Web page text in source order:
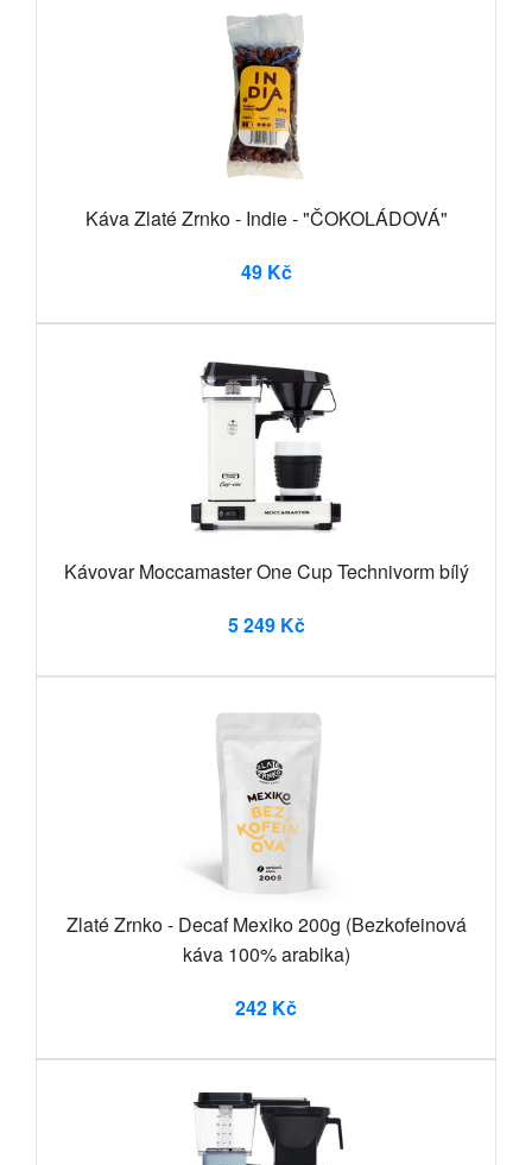
Káva Zlaté Zrnko - Indie - "ČOKOLÁDOVÁ"
49 Kč
Kávovar Moccamaster One Cup Technivorm bílý
5 249 Kč
Zlaté Zrnko - Decaf Mexiko 200g (Bezkofeinová
káva 100% arabika)
242 Kč